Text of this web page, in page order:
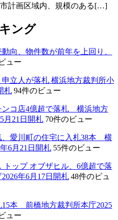
計画区域内、規模のある[…]
ング
向、物件数が前年を上回り、
ュー
立人が落札 横浜地方裁判所小
札 94件のビュー
ンコ店4億超で落札 横浜地方
月21日開札 70件のビュー
、愛川町の住宅に入札38本 横
6月21日開札 55件のビュー
トップ オブザヒル、6億超で落
年6月17日開札 48件のビュ
15本 前橋地方裁判所本庁2025
ュー